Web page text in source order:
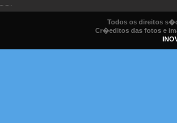
Todos os direitos
Cr�editos das fotos e